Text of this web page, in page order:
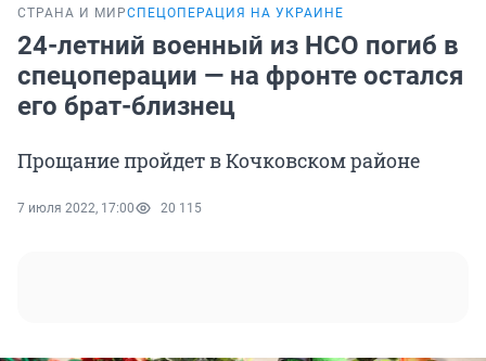
СТРАНА И МИРСПЕЦОПЕРАЦИЯ НА УКРАИНЕ
24-летний военный из НСО погиб в
спецоперации — на фронте остался
его брат-близнец
Прощание пройдет в Кочковском районе
7 июля 2022, 17:00 20 115